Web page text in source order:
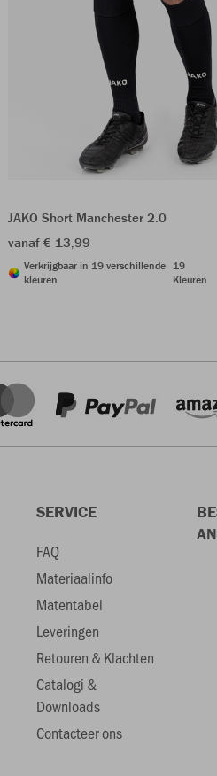
JAKO Short Manchester 2.0
vanaf € 13,99
Verkrijgbaar in 19 verschillende
kleuren
19
Kleuren
SERVICE
FAQ
Materiaalinfo
Matentabel
Leveringen
Retouren & Klachten
Catalogi &
Downloads
Contacteer ons